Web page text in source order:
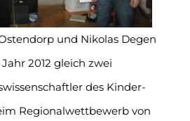
und Nikolas Degen
2012 gleich zwei
des Kinder-
Regionalwettbewerb von